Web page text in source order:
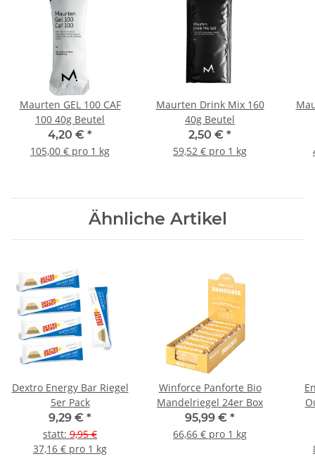
Maurten GEL 100 CAF
100 40g Beutel
4,20 € *
105,00 € pro 1 kg
Maurten Drink Mix 160
40g Beutel
2,50 € *
59,52 € pro 1 kg
Ähnliche Artikel
Dextro Energy Bar Riegel
5er Pack
9,29 € *
statt: 9,95 €
37,16 € pro 1 kg
Winforce Panforte Bio
Mandelriegel 24er Box
95,99 € *
66,66 € pro 1 kg